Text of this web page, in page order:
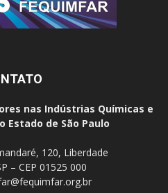
nas Indústrias Químicas e
Estado de São Paulo
120, Liberdade
– CEP 01525 000